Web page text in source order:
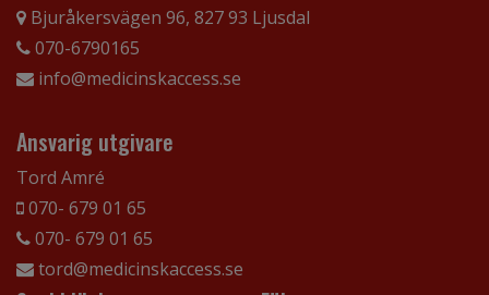
Bjuråkersvägen 96, 827 93 Ljusdal
070-6790165
info@medicinskaccess.se
Ansvarig utgivare
Tord Amré
070- 679 01 65
070- 679 01 65
tord@medicinskaccess.se